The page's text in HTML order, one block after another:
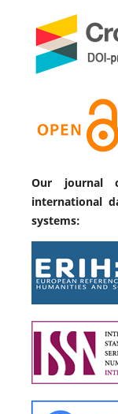
Our journal
international
systems: